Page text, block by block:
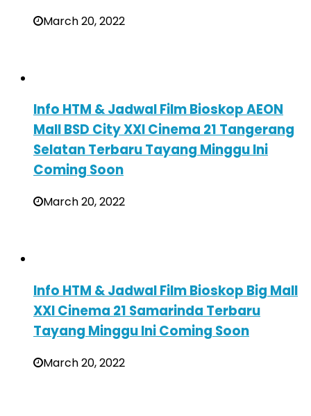
March 20, 2022
Info HTM & Jadwal Film Bioskop AEON
Mall BSD City XXI Cinema 21 Tangerang
Selatan Terbaru Tayang Minggu Ini
Coming Soon
March 20, 2022
Info HTM & Jadwal Film Bioskop Big Mall
XXI Cinema 21 Samarinda Terbaru
Tayang Minggu Ini Coming Soon
March 20, 2022